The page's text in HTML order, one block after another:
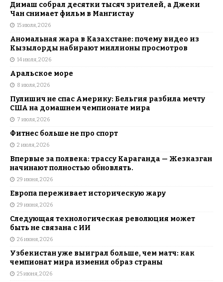
Димаш собрал десятки тысяч зрителей, а Джеки
Чан снимает фильм в Мангистау
15 июля, 2026
Аномальная жара в Казахстане: почему видео из
Кызылорды набирают миллионы просмотров
14 июля, 2026
Аральское море
8 июля, 2026
Пулишич не спас Америку: Бельгия разбила мечту
США на домашнем чемпионате мира
7 июля, 2026
Фитнес больше не про спорт
2 июля, 2026
Впервые за полвека: трассу Караганда — Жезказган
начинают полностью обновлять.
29 июня, 2026
Европа переживает историческую жару
29 июня, 2026
Следующая технологическая революция может
быть не связана с ИИ
26 июня, 2026
Узбекистан уже выиграл больше, чем матч: как
чемпионат мира изменил образ страны
25 июня, 2026